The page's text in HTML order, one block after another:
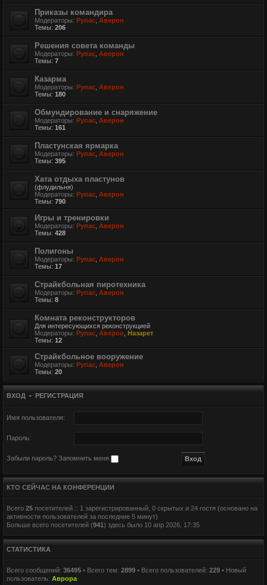
Приказы командира
Модераторы: Рупас Аверон
Темы: 206
Решения совета команды
Модераторы: Рупас Аверон
Темы: 7
Казарма
Модераторы: Рупас Аверон
Темы: 180
Обмундирование и снаряжение
Модераторы: Рупас Аверон
Темы: 161
Пластунская ярмарка
Модераторы: Рупас Аверон
Темы: 395
Хата отдыха пластунов
(флудильня)
Модераторы: Рупас Аверон
Темы: 790
Игры и тренировки
Модераторы: Рупас Аверон
Темы: 428
Полигоны
Модераторы: Рупас Аверон
Темы: 17
Страйкбольная пиротехника
Модераторы: Рупас Аверон
Темы: 8
Комната реконструкторов
Для интересующихся реконструкцией
Модераторы: Рупас Аверон Назарет
Темы: 12
Страйкбольное вооружение
Модераторы: Рупас Аверон
Темы: 20
ВХОД • РЕГИСТРАЦИЯ
Имя пользователя:
Пароль:
Забыли пароль? Запомнить меня
КТО СЕЙЧАС НА КОНФЕРЕНЦИИ
Всего 25 посетителей :: 1 зарегистрированный, 0 скрытых и 24 гостя (основано на
активности пользователей за последние 5 минут)
Больше всего посетителей (941) здесь было 10 апр 2026, 17:35
СТАТИСТИКА
Всего сообщений: 36495 • Всего тем: 2899 • Всего пользователей: 229 • Новый
пользователь: Аврора